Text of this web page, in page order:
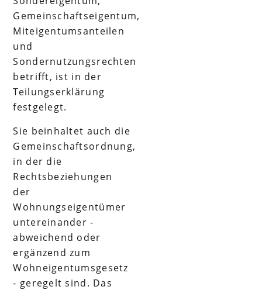
Gemeinschaftseigentum,
Miteigentumsanteilen
und
Sondernutzungsrechten
betrifft, ist in der
Teilungserklärung
festgelegt.
Sie beinhaltet auch die
Gemeinschaftsordnung,
in der die
Rechtsbeziehungen
der
Wohnungseigentümer
untereinander -
abweichend oder
ergänzend zum
Wohneigentumsgesetz
- geregelt sind. Das